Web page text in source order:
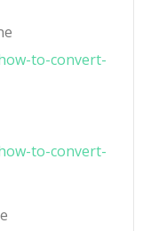
to-convert-
to-convert-